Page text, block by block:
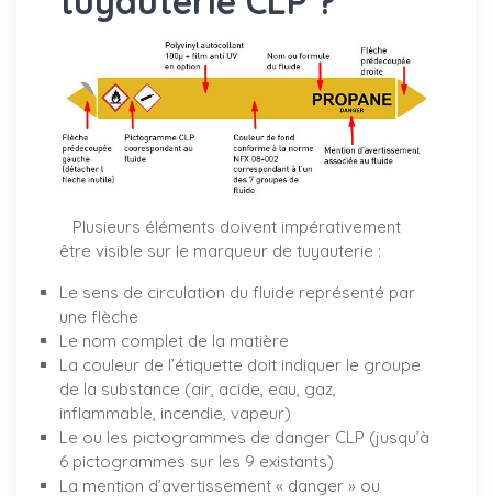
Plusieurs éléments doivent impérativement
être visible sur le marqueur de tuyauterie :
Le sens de circulation du fluide représenté par
une flèche
Le nom complet de la matière
La couleur de l’étiquette doit indiquer le groupe
de la substance (air, acide, eau, gaz,
inflammable, incendie, vapeur)
Le ou les pictogrammes de danger CLP (jusqu’à
6 pictogrammes sur les 9 existants)
La mention d’avertissement « danger » ou